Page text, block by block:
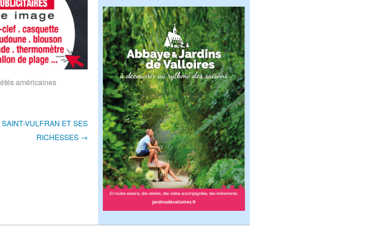
américaines
VULFRAN ET SES
RICHESSES →